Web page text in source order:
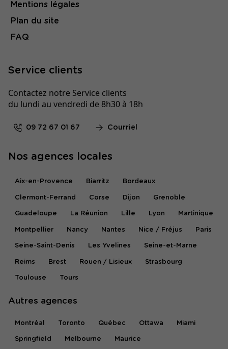
Mentions légales
Plan du site
FAQ
Service clients
Contactez notre Service clients
du lundi au vendredi de 8h30 à 18h
09 72 67 01 67 Courriel
Nos agences locales
Aix-en-Provence Biarritz Bordeaux
Clermont-Ferrand Corse Dijon Grenoble
Guadeloupe La Réunion Lille Lyon Martinique
Montpellier Nancy Nantes Nice / Fréjus Paris
Seine-Saint-Denis Les Yvelines Seine-et-Marne
Reims Brest Rouen / Lisieux Strasbourg
Toulouse Tours
Autres agences
Montréal Toronto Québec Ottawa Miami
Springfield Melbourne Maurice